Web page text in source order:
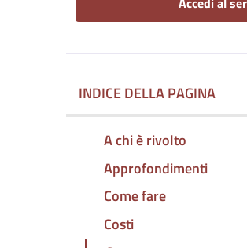
INDICE DELLA PAGINA
A chi è rivolto
Approfondimenti
Come fare
Costi